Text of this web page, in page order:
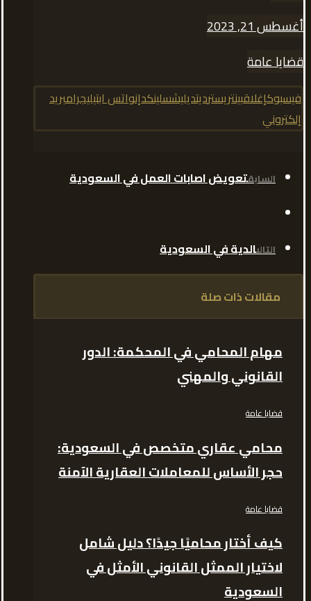
أغسطس 21, 2023
قضايا عامة
فيسبوكإغلاقبينتريسترديتديليشسلينكدإنواتس ابتيليجرامبريد
إلكتروني
السابقتعويض اصابات العمل في السعودية
التالىالدية في السعودية
مقالات ذات صلة
مهام المحامي في المحكمة: الدور
القانوني والمهني
قضايا عامة
محامي عقاري متخصص في السعودية:
حجر الأساس للمعاملات العقارية الآمنة
قضايا عامة
كيف أختار محاميًا جيدًا؟ دليل شامل
لاختيار الممثل القانوني الأمثل في
السعودية